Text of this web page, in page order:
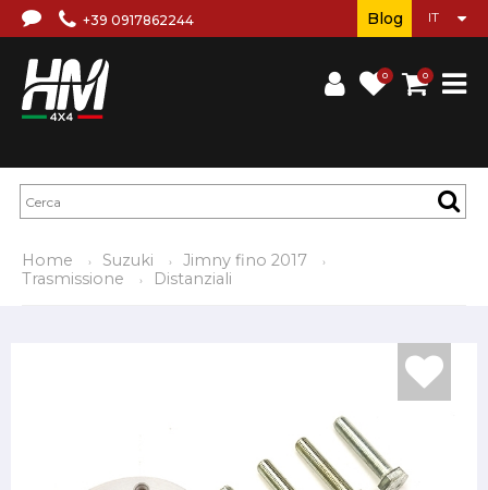
+39 0917862244
0 0
Blog
Home Suzuki
Jimny fino 2017
Trasmissione
Distanziali